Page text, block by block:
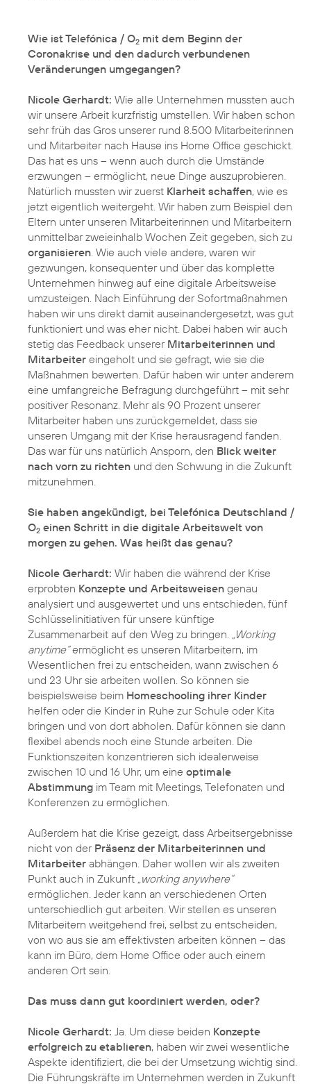
Wie ist Telefónica / O2 mit dem Beginn der
Coronakrise und den dadurch verbundenen
Veränderungen umgegangen?
Nicole Gerhardt: Wie alle Unternehmen mussten auch
wir unsere Arbeit kurzfristig umstellen. Wir haben schon
sehr früh das Gros unserer rund 8.500 Mitarbeiterinnen
und Mitarbeiter nach Hause ins Home Office geschickt.
Das hat es uns – wenn auch durch die Umstände
erzwungen – ermöglicht, neue Dinge auszuprobieren.
Natürlich mussten wir zuerst Klarheit schaffen, wie es
jetzt eigentlich weitergeht. Wir haben zum Beispiel den
Eltern unter unseren Mitarbeiterinnen und Mitarbeitern
unmittelbar zweieinhalb Wochen Zeit gegeben, sich zu
organisieren . Wie auch viele andere, waren wir
gezwungen, konsequenter und über das komplette
Unternehmen hinweg auf eine digitale Arbeitsweise
umzusteigen. Nach Einführung der Sofortmaßnahmen
haben wir uns direkt damit auseinandergesetzt, was gut
funktioniert und was eher nicht. Dabei haben wir auch
stetig das Feedback unserer Mitarbeiterinnen und
Mitarbeiter eingeholt und sie gefragt, wie sie die
Maßnahmen bewerten. Dafür haben wir unter anderem
eine umfangreiche Befragung durchgeführt – mit sehr
positiver Resonanz. Mehr als 90 Prozent unserer
Mitarbeiter haben uns zurückgemeldet, dass sie
unseren Umgang mit der Krise herausragend fanden.
Das war für uns natürlich Ansporn, den Blick weiter
nach vorn zu richten und den Schwung in die Zukunft
mitzunehmen.
Sie haben angekündigt, bei Telefónica Deutschland /
O2 einen Schritt in die digitale Arbeitswelt von
morgen zu gehen. Was heißt das genau?
Nicole Gerhardt: Wir haben die während der Krise
erprobten Konzepte und Arbeitsweisen genau
analysiert und ausgewertet und uns entschieden, fünf
Schlüsselinitiativen für unsere künftige
Zusammenarbeit auf den Weg zu bringen.
„Working
anytime“ermöglicht es unseren Mitarbeitern, im
Wesentlichen frei zu entscheiden, wann zwischen 6
und 23 Uhr sie arbeiten wollen. So können sie
beispielsweise beim Homeschooling ihrer Kinder
helfen oder die Kinder in Ruhe zur Schule oder Kita
bringen und von dort abholen. Dafür können sie dann
flexibel abends noch eine Stunde arbeiten. Die
Funktionszeiten konzentrieren sich idealerweise
zwischen 10 und 16 Uhr, um eine optimale
Abstimmung im Team mit Meetings, Telefonaten und
Konferenzen zu ermöglichen.
Außerdem hat die Krise gezeigt, dass Arbeitsergebnisse
nicht von der Präsenz der Mitarbeiterinnen und
Mitarbeiter abhängen. Daher wollen wir als zweiten
Punkt auch in Zukunft „working anywhere“
ermöglichen. Jeder kann an verschiedenen Orten
unterschiedlich gut arbeiten. Wir stellen es unseren
Mitarbeitern weitgehend frei, selbst zu entscheiden,
von wo aus sie am effektivsten arbeiten können – das
kann im Büro, dem Home Office oder auch einem
anderen Ort sein.
Das muss dann gut koordiniert werden, oder?
Nicole Gerhardt: Ja. Um diese beiden Konzepte
erfolgreich zu etablieren, haben wir zwei wesentliche
Aspekte identifiziert, die bei der Umsetzung wichtig sind.
Die Führungskräfte im Unternehmen werden in Zukunft